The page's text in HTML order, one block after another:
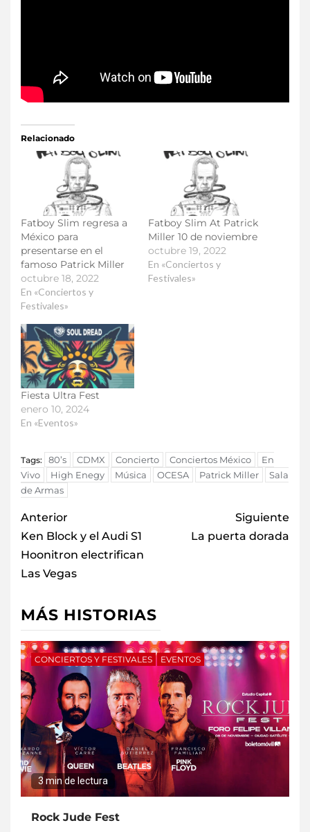
Relacionado
Fatboy Slim regresa a
México para
presentarse en el
famoso Patrick Miller
octubre 18, 2022
En «Conciertos y
Festivales»
Fatboy Slim At Patrick
Miller 10 de noviembre
octubre 19, 2022
En «Conciertos y
Festivales»
Fiesta Ultra Fest
enero 10, 2024
En «Eventos»
Tags: 80’s CDMX Concierto Conciertos México
En
Vivo
High Enegy Música OCESA Patrick Miller
Sala
de Armas
Anterior
Ken Block y el Audi S1
Hoonitron electrifican
Las Vegas
Siguiente
La puerta dorada
MÁS HISTORIAS
CONCIERTOS Y FESTIVALES EVENTOS
3 min de lectura
Rock Jude Fest